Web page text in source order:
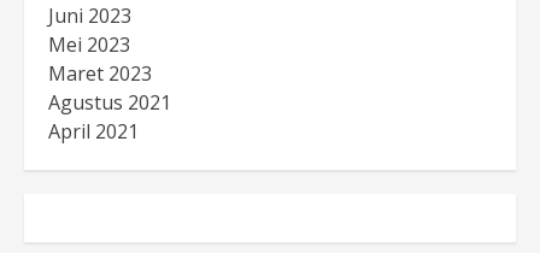
Juni 2023
Mei 2023
Maret 2023
Agustus 2021
April 2021